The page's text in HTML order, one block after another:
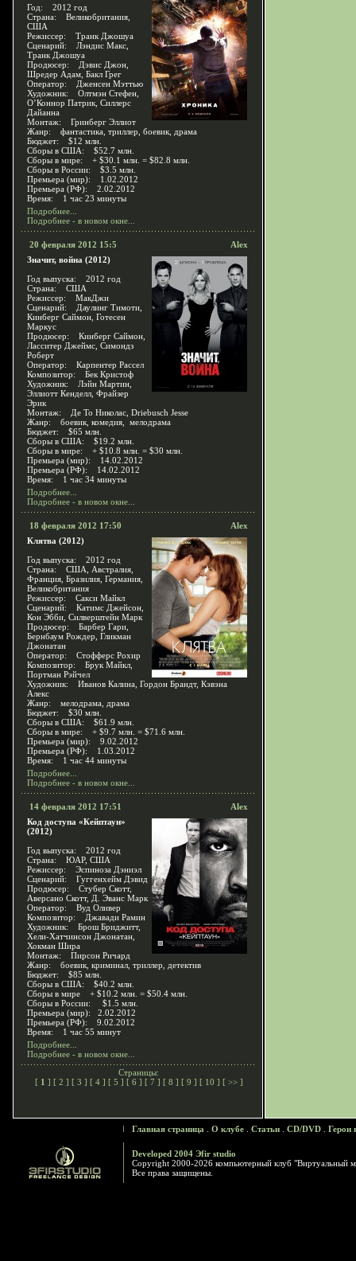
Год: 2012 год
Страна: Великобритания,
США
Режиссер: Транк Джошуа
Сценарий: Лэндис Макс,
Транк Джошуа
Продюсер: Дэвис Джон,
Шредер Адам, Бакл Грег
Оператор: Дженсен Мэттью
Художник: Олтмэн Стефен,
О’Коннор Патрик, Силлерс
Дайанна
Монтаж: Гринберг Эллиот
Жанр: фантастика, триллер, боевик, драма
Бюджет: $12 млн.
Сборы в США: $52.7 млн.
Сборы в мире: + $30.1 млн. = $82.8 млн.
Сборы в России: $3.5 млн.
Премьера (мир): 1.02.2012
Премьера (РФ): 2.02.2012
Время: 1 час 23 минуты
Подробнее...
Подробнее - в новом окне...
20 февраля 2012 15:5
Alex
Значит, война (2012)
Год выпуска: 2012 год
Страна: США
Режиссер: МакДжи
Сценарий: Даулинг Тимоти,
Кинберг Саймон, Готесен
Маркус
Продюсер: Кинберг Саймон,
Ласситер Джеймс, Симондз
Роберт
Оператор: Карпентер Рассел
Композитор: Бек Кристоф
Художник: Лэйн Мартин,
Эллиотт Кенделл, Фрайзер
Эрик
Монтаж: Де То Николас, Driebusch Jesse
Жанр: боевик, комедия, мелодрама
Бюджет: $65 млн.
Сборы в США: $19.2 млн.
Сборы в мире: + $10.8 млн. = $30 млн.
Премьера (мир): 14.02.2012
Премьера (РФ): 14.02.2012
Время: 1 час 34 минуты
Подробнее...
Подробнее - в новом окне...
18 февраля 2012 17:50
Alex
Клятва (2012)
Год выпуска: 2012 год
Страна: США, Австралия,
Франция, Бразилия, Германия,
Великобритания
Режиссер: Сакси Майкл
Сценарий: Катимс Джейсон,
Кон Эбби, Силверштейн Марк
Продюсер: Барбер Гари,
Бернбаум Рождер, Гликман
Джонатан
Оператор: Стофферс Рохир
Композитор: Брук Майкл,
Портман Рэйчел
Художник: Иванов Калина, Гордон Брандт, Кэвэна
Алекс
Жанр: мелодрама, драма
Бюджет: $30 млн.
Сборы в США: $61.9 млн.
Сборы в мире: + $9.7 млн. = $71.6 млн.
Премьера (мир): 9.02.2012
Премьера (РФ): 1.03.2012
Время: 1 час 44 минуты
Подробнее...
Подробнее - в новом окне...
14 февраля 2012 17:51
Alex
Код доступа «Кейптаун»
(2012)
Год выпуска: 2012 год
Страна: ЮАР, США
Режиссер: Эспиноза Дэниэл
Сценарий: Гуггенхейм Дэвид
Продюсер: Стубер Скотт,
Аверсано Скотт, Д. Эванс Марк
Оператор: Вуд Оливер
Композитор: Джавади Рамин
Художник: Брош Бриджитт,
Хели-Хатчинсон Джонатан,
Хокман Шира
Монтаж: Пирсон Ричард
Жанр: боевик, криминал, триллер, детектив
Бюджет: $85 млн.
Сборы в США: $40.2 млн.
Сборы в мире + $10.2 млн. = $50.4 млн.
Сборы в России: $1.5 млн.
Премьера (мир): 2.02.2012
Премьера (РФ): 9.02.2012
Время: 1 час 55 минут
Подробнее...
Подробнее - в новом окне...
Страницы:
[ 1 ] [ 2 ] [ 3 ] [ 4 ] [ 5 ] [ 6 ] [ 7 ] [ 8 ] [ 9 ] [ 10 ] [ >> ]
Главная страница О клубе Статьи CD/DVD Герои
Developed 2004 Эfir studio
Copyright 2000-2026 компьютерный клуб "Виртуальный
Все права защищены.